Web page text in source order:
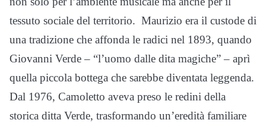
tessuto sociale del territorio. Maurizio era il custode di
una tradizione che affonda le radici nel 1893, quando
Giovanni Verde – “l’uomo dalle dita magiche” – aprì
quella piccola bottega che sarebbe diventata leggenda.
Dal 1976, Camoletto aveva preso le redini della
storica ditta Verde, trasformando un’eredità familiare